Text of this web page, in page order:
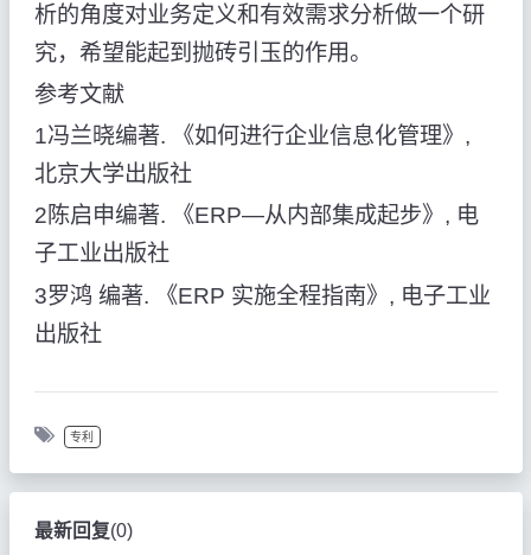
析的角度对业务定义和有效需求分析做一个研
究，希望能起到抛砖引玉的作用。
参考文献
1冯兰晓编著. 《如何进行企业信息化管理》,
北京大学出版社
2陈启申编著. 《ERP—从内部集成起步》, 电
子工业出版社
3罗鸿 编著. 《ERP 实施全程指南》, 电子工业
出版社
专利
最新回复(0)